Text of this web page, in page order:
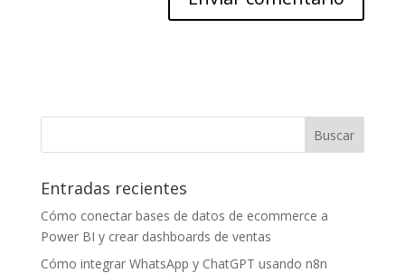
Entradas recientes
Cómo conectar bases de datos de ecommerce a
Power BI y crear dashboards de ventas
Cómo integrar WhatsApp y ChatGPT usando n8n